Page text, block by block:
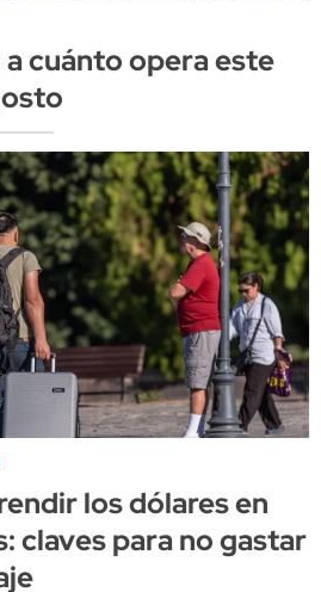
cuánto opera este
los dólares en
claves para no gastar